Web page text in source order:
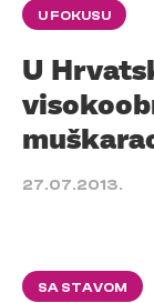
U FOKUSU
U
27.07.2013.
SA STAVOM